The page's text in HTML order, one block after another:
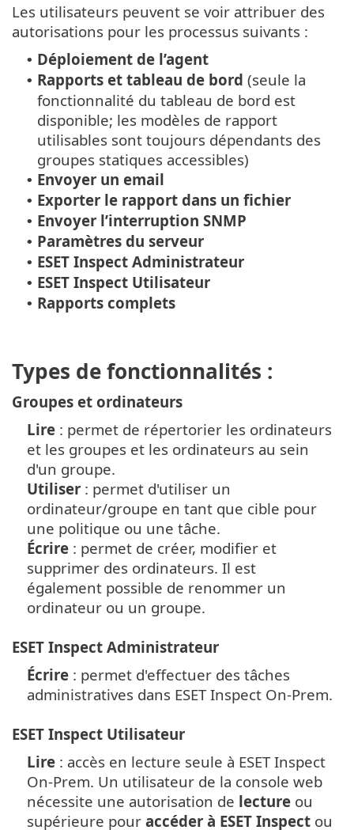
Les utilisateurs peuvent se voir attribuer des
autorisations pour les processus suivants :
• Déploiement de l’agent
• Rapports et tableau de bord (seule la
fonctionnalité du tableau de bord est
disponible; les modèles de rapport
utilisables sont toujours dépendants des
groupes statiques accessibles)
• Envoyer un email
• Exporter le rapport dans un fichier
• Envoyer l’interruption SNMP
• Paramètres du serveur
• ESET Inspect Administrateur
• ESET Inspect Utilisateur
• Rapports complets
Types de fonctionnalités :
Groupes et ordinateurs
Lire : permet de répertorier les ordinateurs
et les groupes et les ordinateurs au sein
d'un groupe.
Utiliser : permet d'utiliser un
ordinateur/groupe en tant que cible pour
une politique ou une tâche.
Écrire : permet de créer, modifier et
supprimer des ordinateurs. Il est
également possible de renommer un
ordinateur ou un groupe.
ESET Inspect Administrateur
Écrire : permet d'effectuer des tâches
administratives dans ESET Inspect On-Prem.
ESET Inspect Utilisateur
Lire : accès en lecture seule à ESET Inspect
On-Prem. Un utilisateur de la console web
nécessite une autorisation de lecture ou
supérieure pour accéder à ESET Inspect ou